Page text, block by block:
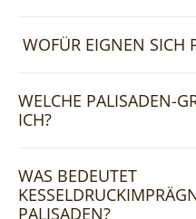
WOFÜR EIGNEN SICH
WELCHE PALISADEN-
CH?
WAS BEDEUTET
PALISADEN?